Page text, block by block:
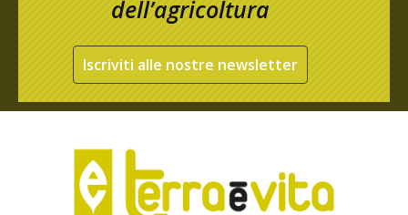
dell’agricoltura
Iscriviti alle nostre newsletter